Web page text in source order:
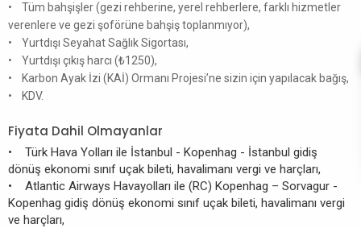
• Tüm bahşişler (gezi rehberine, yerel rehberlere, farklı hizmetler
verenlere ve gezi şoförüne bahşiş toplanmıyor),
• Yurtdışı Seyahat Sağlık Sigortası,
• Yurtdışı çıkış harcı (₺1250),
• Karbon Ayak İzi (KAİ) Ormanı Projesi’ne sizin için yapılacak bağış,
• KDV.
Fiyata Dahil Olmayanlar
• Türk Hava Yolları ile İstanbul - Kopenhag - İstanbul gidiş
dönüş ekonomi sınıf uçak bileti, havalimanı vergi ve harçları,
• Atlantic Airways Havayolları ile (RC) Kopenhag – Sorvagur -
Kopenhag gidiş dönüş ekonomi sınıf uçak bileti, havalimanı vergi
ve harçları,